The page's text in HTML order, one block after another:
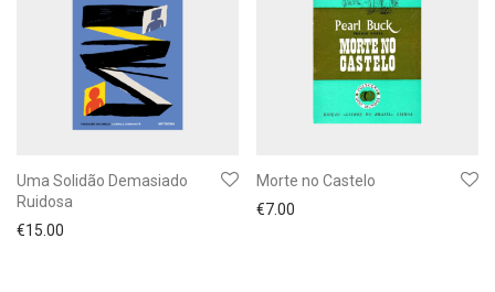
Uma Solidão Demasiado
Ruidosa
€15.00
Morte no Castelo
€7.00